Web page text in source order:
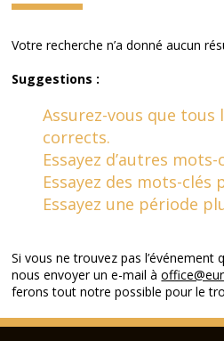
Votre recherche n’a donné aucun
Suggestions :
Assurez-vous que tous
corrects.
Essayez d’autres mots-
Essayez des mots-clés
Essayez une période
Si vous ne trouvez pas l’événement
nous envoyer un e-mail à
ferons tout notre possible pour le